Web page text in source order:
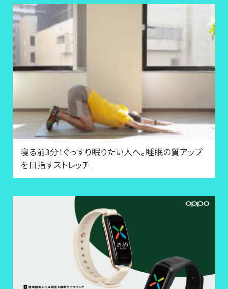
寝る前3分！ぐっすり眠りたい人へ。睡眠の質アップ
を目指すストレッチ